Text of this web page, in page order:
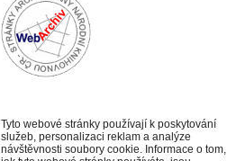
Tyto webové stránky používají k poskytování
služeb, personalizaci reklam a analýze
návštěvnosti soubory cookie. Informace o tom,